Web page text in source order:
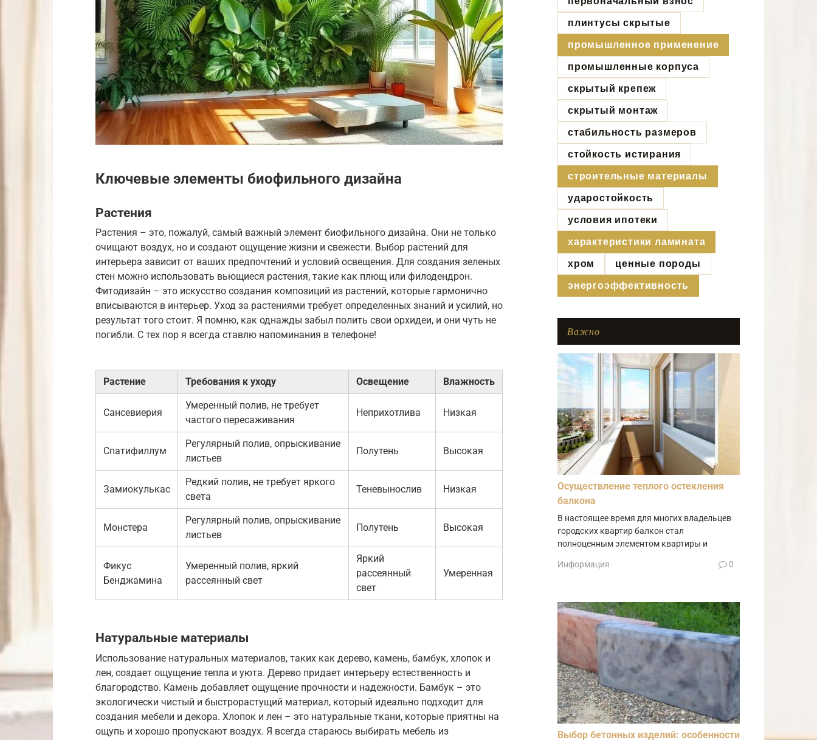
Ключевые элементы биофильного дизайна
Растения
Растения – это, пожалуй, самый важный элемент биофильного дизайна. Они не только
очищают воздух, но и создают ощущение жизни и свежести. Выбор растений для
интерьера зависит от ваших предпочтений и условий освещения. Для создания зеленых
стен можно использовать вьющиеся растения, такие как плющ или филодендрон.
Фитодизайн – это искусство создания композиций из растений, которые гармонично
вписываются в интерьер. Уход за растениями требует определенных знаний и усилий, но
результат того стоит. Я помню, как однажды забыл полить свои орхидеи, и они чуть не
погибли. С тех пор я всегда ставлю напоминания в телефоне!
Растение Требования к уходу Освещение Влажность
Сансевиерия
Умеренный полив, не требует
частого пересаживания
Неприхотлива Низкая
Спатифиллум
Регулярный полив, опрыскивание
листьев
Полутень Высокая
Замиокулькас
Редкий полив, не требует яркого
света
Теневынослив Низкая
Монстера
Регулярный полив, опрыскивание
листьев
Полутень Высокая
Фикус
Бенджамина
Умеренный полив, яркий
рассеянный свет
Яркий
рассеянный
свет
Умеренная
Натуральные материалы
Использование натуральных материалов, таких как дерево, камень, бамбук, хлопок и
лен, создает ощущение тепла и уюта. Дерево придает интерьеру естественность и
благородство. Камень добавляет ощущение прочности и надежности. Бамбук – это
экологически чистый и быстрорастущий материал, который идеально подходит для
создания мебели и декора. Хлопок и лен – это натуральные ткани, которые приятны на
ощупь и хорошо пропускают воздух. Я всегда стараюсь выбирать мебель из
плинтусы скрытые
промышленное применение
промышленные корпуса
скрытый крепеж
скрытый монтаж
стабильность размеров
стойкость истирания
строительные материалы
ударостойкость
условия ипотеки
характеристики ламината
хром ценные породы
энергоэффективность
Важно
Осуществление теплого остекления
балкона
В настоящее время для многих владельцев
городских квартир балкон стал
полноценным элементом квартиры и
Информация 0
Выбор бетонных изделий: особенности